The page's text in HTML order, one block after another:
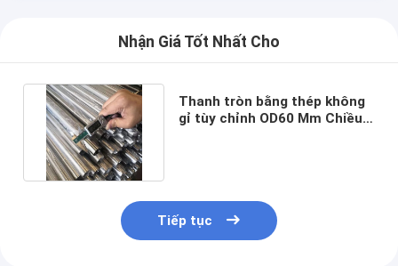
Nhận Giá Tốt Nhất Cho
Thanh tròn bằng thép không
gỉ tùy chỉnh OD60 Mm Chiều
Tiếp tục